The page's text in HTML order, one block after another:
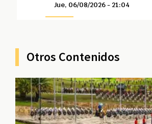
Jue, 06/08/2026 - 21:04
Otros Contenidos